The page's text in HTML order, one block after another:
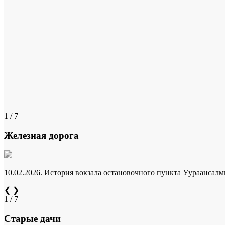
1 / 7
Железная дорога
10.02.2026. История вокзала остановочного пункта
❮ ❯
1 / 7
Старые дачи